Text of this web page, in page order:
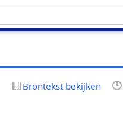
Brontekst bekijken